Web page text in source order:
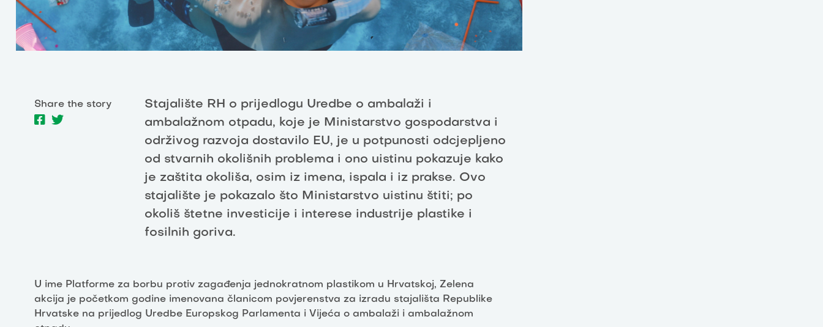
Share the story
Stajalište RH o prijedlogu Uredbe o ambalaži i
ambalažnom otpadu, koje je Ministarstvo gospodarstva i
održivog razvoja dostavilo EU, je u potpunosti odcjepljeno
od stvarnih okolišnih problema i ono uistinu pokazuje kako
je zaštita okoliša, osim iz imena, ispala i iz prakse. Ovo
stajalište je pokazalo što Ministarstvo uistinu štiti; po
okoliš štetne investicije i interese industrije plastike i
fosilnih goriva.
U ime Platforme za borbu protiv zagađenja jednokratnom plastikom u Hrvatskoj, Zelena
akcija je početkom godine imenovana članicom povjerenstva za izradu stajališta Republike
Hrvatske na prijedlog Uredbe Europskog Parlamenta i Vijeća o ambalaži i ambalažnom